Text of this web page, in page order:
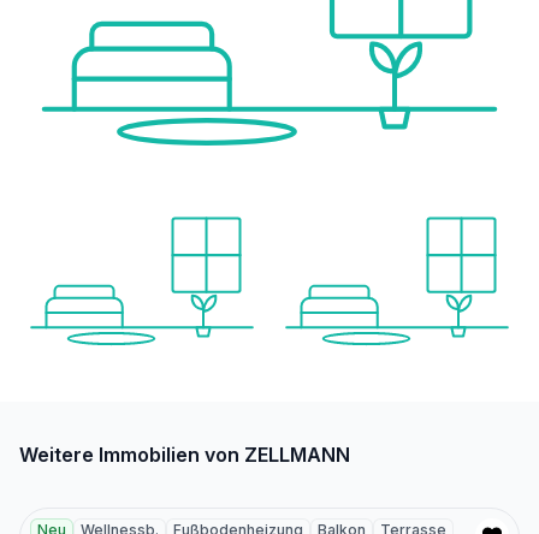
Weitere Immobilien von ZELLMANN
Neu Wellnessb. Fußbodenheizung Balkon
Terrasse